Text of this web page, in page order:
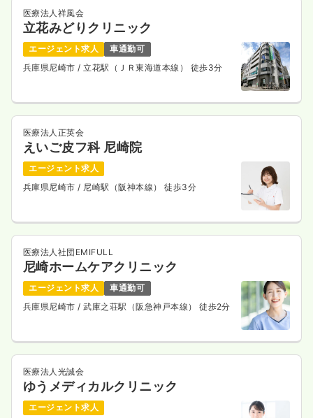
医療法人祥風会
立花みどりクリニック
エージェント求人
車通勤可
兵庫県尼崎市 / 立花駅（ＪＲ東海道本線） 徒歩3分
医療法人正英会
えいご皮フ科 尼崎院
エージェント求人
兵庫県尼崎市 / 尼崎駅（阪神本線） 徒歩3分
医療法人社団EMIFULL
尼崎ホームケアクリニック
エージェント求人
車通勤可
兵庫県尼崎市 / 武庫之荘駅（阪急神戸本線） 徒歩2分
医療法人光誠会
ゆうメディカルクリニック
エージェント求人